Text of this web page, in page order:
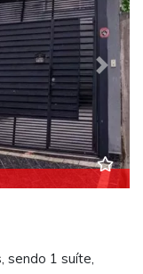
Next
sendo 1 suíte,